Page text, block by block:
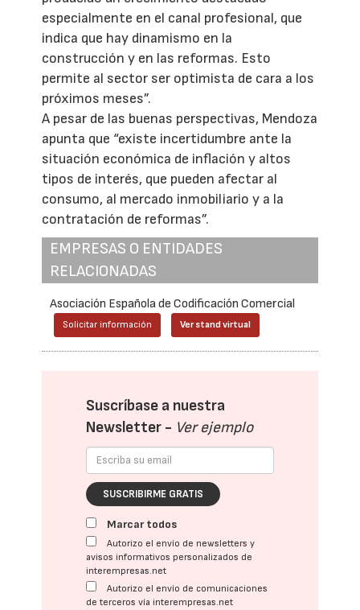
especialmente en el canal profesional, que
indica que hay dinamismo en la
construcción y en las reformas. Esto
permite al sector ser optimista de cara a los
próximos meses”.
A pesar de las buenas perspectivas, Mendoza
apunta que “existe incertidumbre ante la
situación económica de inflación y altos
tipos de interés, que pueden afectar al
consumo, al mercado inmobiliario y a la
contratación de reformas”.
EMPRESAS O ENTIDADES
RELACIONADAS
Asociación Española de Codificación Comercial
Solicitar información Ver stand virtual
Suscríbase a nuestra
Newsletter - Ver ejemplo
SUSCRIBIRME GRATIS
Marcar todos
Autorizo el envío de newsletters y
avisos informativos personalizados de
interempresas.net
Autorizo el envío de comunicaciones
de terceros vía interempresas.net